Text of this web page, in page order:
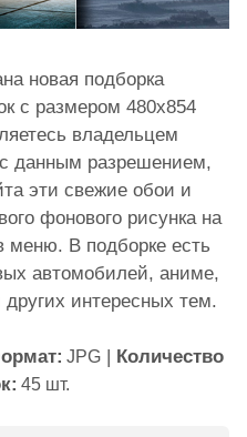
новая подборка
с размером 480х854
владельцем
данным разрешением,
эти свежие обои и
фонового рисунка на
меню. В подборке есть
автомобилей, аниме,
интересных тем.
JPG|
Количество
45 шт.